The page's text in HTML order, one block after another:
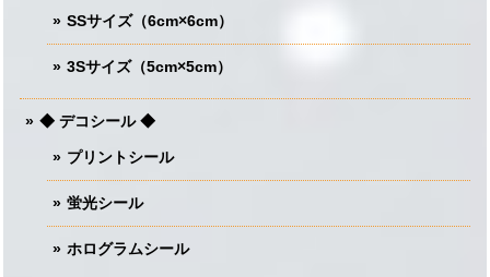
SSサイズ（6cm×6cm）
3Sサイズ（5cm×5cm）
◆ デコシール ◆
プリントシール
蛍光シール
ホログラムシール